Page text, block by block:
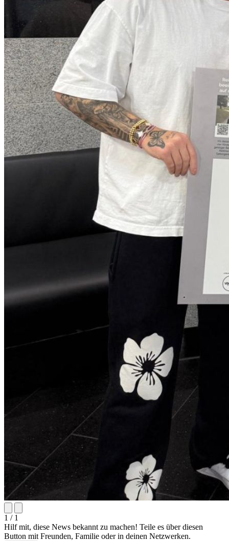
1 / 1
Hilf mit, diese News bekannt zu machen! Teile es über diesen
Button mit Freunden, Familie oder in deinen Netzwerken.